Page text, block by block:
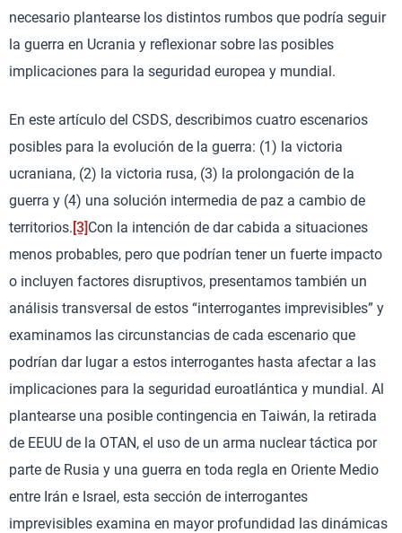
necesario plantearse los distintos rumbos que podría seguir
la guerra en Ucrania y reflexionar sobre las posibles
implicaciones para la seguridad europea y mundial.
En este artículo del CSDS, describimos cuatro escenarios
posibles para la evolución de la guerra: (1) la victoria
ucraniana, (2) la victoria rusa, (3) la prolongación de la
guerra y (4) una solución intermedia de paz a cambio de
territorios. [3]Con la intención de dar cabida a situaciones
menos probables, pero que podrían tener un fuerte impacto
o incluyen factores disruptivos, presentamos también un
análisis transversal de estos “interrogantes imprevisibles” y
examinamos las circunstancias de cada escenario que
podrían dar lugar a estos interrogantes hasta afectar a las
implicaciones para la seguridad euroatlántica y mundial. Al
plantearse una posible contingencia en Taiwán, la retirada
de EEUU de la OTAN, el uso de un arma nuclear táctica por
parte de Rusia y una guerra en toda regla en Oriente Medio
entre Irán e Israel, esta sección de interrogantes
imprevisibles examina en mayor profundidad las dinámicas